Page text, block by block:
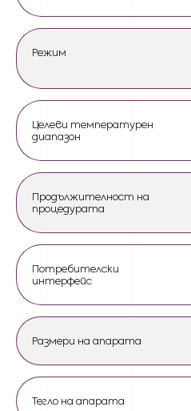
Режим
Целеви температурен
диапазон
Продължителност на
процедурата
Потребителски
интерфейс
Размери на апарата
Тегло на апарата